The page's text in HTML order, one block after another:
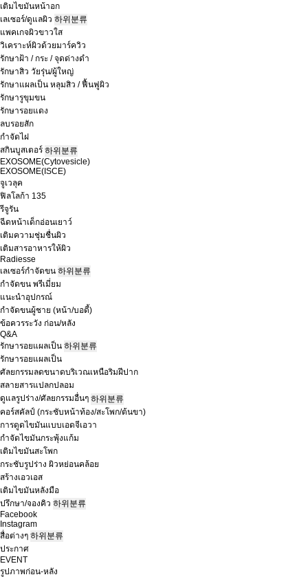
เติมไขมันหน้าอก
เลเซอร์/ดูแลผิว 하위분류
แพคเกจผิวขาวใส
วิเคราะห์ผิวด้วยมาร์ควิว
รักษาฝ้า / กระ / จุดด่างดำ
รักษาสิว วัยรุ่น/ผู้ใหญ่
รักษาแผลเป็น หลุมสิว / ฟื้นฟูผิว
รักษารูขุมขน
รักษารอยแดง
ลบรอยสัก
กำจัดไฝ
สกินบูสเตอร์ 하위분류
EXOSOME(Cytovesicle)
EXOSOME(ISCE)
จูเวลุค
ฟิลโลก้า 135
รีจูรัน
ฉีดหน้าเด็กอ่อนเยาว์
เติมความชุ่มชื่นผิว
เติมสารอาหารให้ผิว
Radiesse
เลเซอร์กำจัดขน 하위분류
กำจัดขน พรีเมี่ยม
แนะนำอุปกรณ์
กำจัดขนผู้ชาย (หน้า/บอดี้)
ข้อควรระวัง ก่อน/หลัง
Q&A
รักษารอยแผลเป็น 하위분류
รักษารอยแผลเป็น
ศัลยกรรมลดขนาดบริเวณเหนือริมฝีปาก
สลายสารแปลกปลอม
ดูแลรูปร่าง/ศัลยกรรมอื่นๆ 하위분류
คอร์สคัลป์ (กระชับหน้าท้อง/สะโพก/ต้นขา)
การดูดไขมันแบบเอดจีเอวา
กำจัดไขมันกระพุ้งแก้ม
เติมไขมันสะโพก
กระชับรูปร่าง ผิวหย่อนคล้อย
สร้างเอวเอส
เติมไขมันหลังมือ
ปรึกษา/จองคิว 하위분류
Facebook
Instagram
สื่อต่างๆ 하위분류
ประกาศ
EVENT
รูปภาพก่อน-หลัง